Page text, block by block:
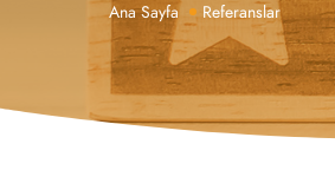
Ana Sayfa Referanslar